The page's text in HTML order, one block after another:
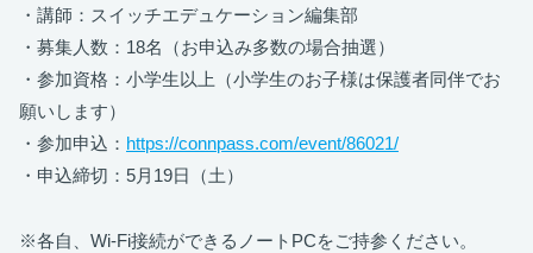
・講師：スイッチエデュケーション編集部
・募集人数：18名（お申込み多数の場合抽選）
・参加資格：小学生以上（小学生のお子様は保護者同伴でお
願いします）
・参加申込： https://connpass.com/event/86021/
・申込締切：5月19日（土）
※各自、Wi-Fi接続ができるノートPCをご持参ください。